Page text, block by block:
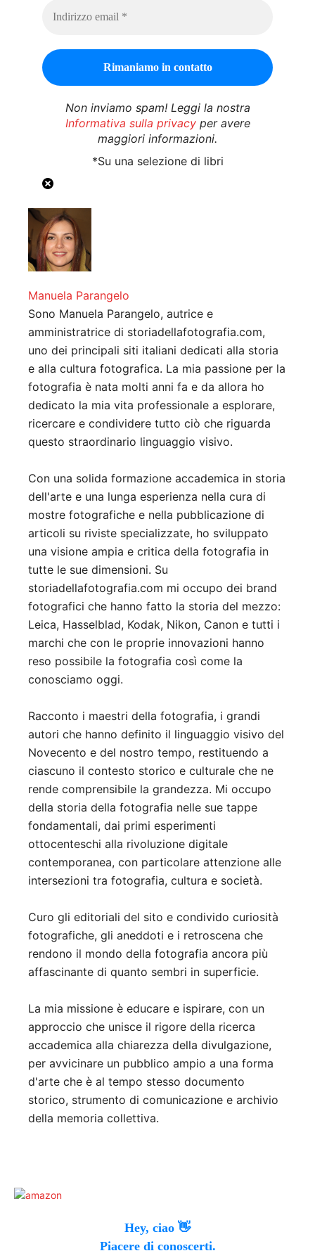
Non inviamo spam! Leggi la nostra
Informativa sulla privacyper avere
maggiori informazioni.
*Su una selezione di libri
Manuela Parangelo
Sono Manuela Parangelo, autrice e
amministratrice di storiadellafotografia.com,
uno dei principali siti italiani dedicati alla storia
e alla cultura fotografica. La mia passione per la
fotografia è nata molti anni fa e da allora ho
dedicato la mia vita professionale a esplorare,
ricercare e condividere tutto ciò che riguarda
questo straordinario linguaggio visivo.
Con una solida formazione accademica in storia
dell'arte e una lunga esperienza nella cura di
mostre fotografiche e nella pubblicazione di
articoli su riviste specializzate, ho sviluppato
una visione ampia e critica della fotografia in
tutte le sue dimensioni. Su
storiadellafotografia.com mi occupo dei brand
fotografici che hanno fatto la storia del mezzo:
Leica, Hasselblad, Kodak, Nikon, Canon e tutti i
marchi che con le proprie innovazioni hanno
reso possibile la fotografia così come la
conosciamo oggi.
Racconto i maestri della fotografia, i grandi
autori che hanno definito il linguaggio visivo del
Novecento e del nostro tempo, restituendo a
ciascuno il contesto storico e culturale che ne
rende comprensibile la grandezza. Mi occupo
della storia della fotografia nelle sue tappe
fondamentali, dai primi esperimenti
ottocenteschi alla rivoluzione digitale
contemporanea, con particolare attenzione alle
intersezioni tra fotografia, cultura e società.
Curo gli editoriali del sito e condivido curiosità
fotografiche, gli aneddoti e i retroscena che
rendono il mondo della fotografia ancora più
affascinante di quanto sembri in superficie.
La mia missione è educare e ispirare, con un
approccio che unisce il rigore della ricerca
accademica alla chiarezza della divulgazione,
per avvicinare un pubblico ampio a una forma
d'arte che è al tempo stesso documento
storico, strumento di comunicazione e archivio
della memoria collettiva.
Hey, ciao 👋
Piacere di conoscerti.